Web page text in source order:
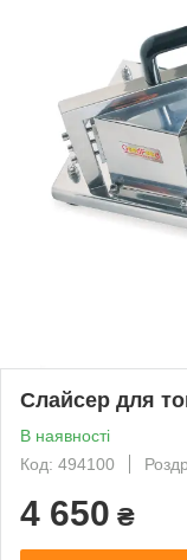
Слайсер для
В наявності
Код: 494100
4 650 ₴